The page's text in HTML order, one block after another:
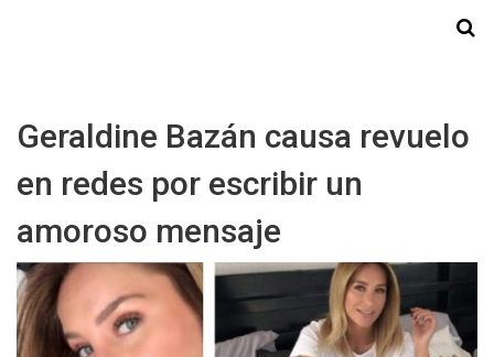
Geraldine Bazán causa revuelo
en redes por escribir un
amoroso mensaje